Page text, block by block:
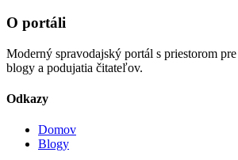
O portáli
Moderný spravodajský portál s priestorom
blogy a podujatia čitateľov.
Odkazy
Domov
Blogy